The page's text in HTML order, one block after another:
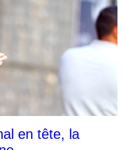
en tête, la